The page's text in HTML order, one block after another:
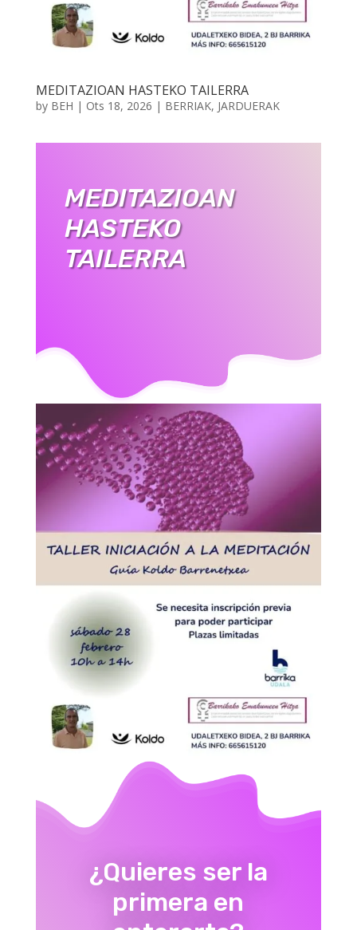
MEDITAZIOAN HASTEKO TAILERRA
by BEH | Ots 18, 2026 | BERRIAK, JARDUERAK
MEDITAZIOAN
HASTEKO
TAILERRA
¿Quieres ser la
primera en